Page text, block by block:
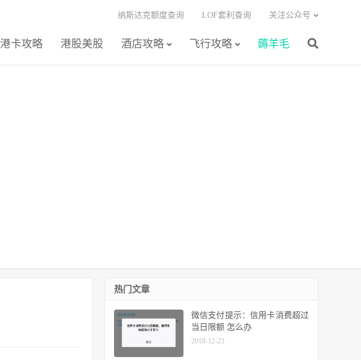
港卡攻略 港股美股 酒店攻略 飞行攻略 薅羊毛
纳斯达克额度查询 LOF套利查询 关注公众号
热门文章
微信支付提示：信用卡消费超过
当日限额 怎么办
2018-12-23